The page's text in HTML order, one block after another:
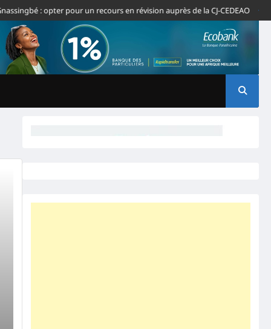
: opter pour un recours en révision auprès de la CJ-CEDEAO Édito-